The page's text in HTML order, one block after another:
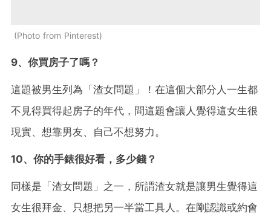
Photo from Pinterest
9、你買房子了嗎？
這題被男生列為「渣女問題」！在這個大部分人一生都
不見得買得起房子的年代，問這題會讓人覺得這女生很
現實、想靠男友、自己不想努力。
10、你的手錶很好看，多少錢？
同樣是「渣女問題」之一，所謂渣女就是讓男生覺得這
女生很拜金、只想把另一半當工具人。在剛認識或約會